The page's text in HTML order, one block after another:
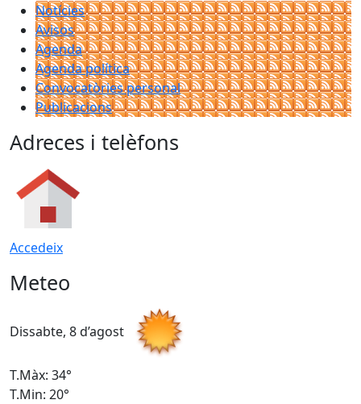
Notícies
Avisos
Agenda
Agenda política
Convocatòries personal
Publicacions
Adreces i telèfons
Accedeix
Meteo
Dissabte, 8 d’agost
T.Màx: 34°
T.Min: 20°